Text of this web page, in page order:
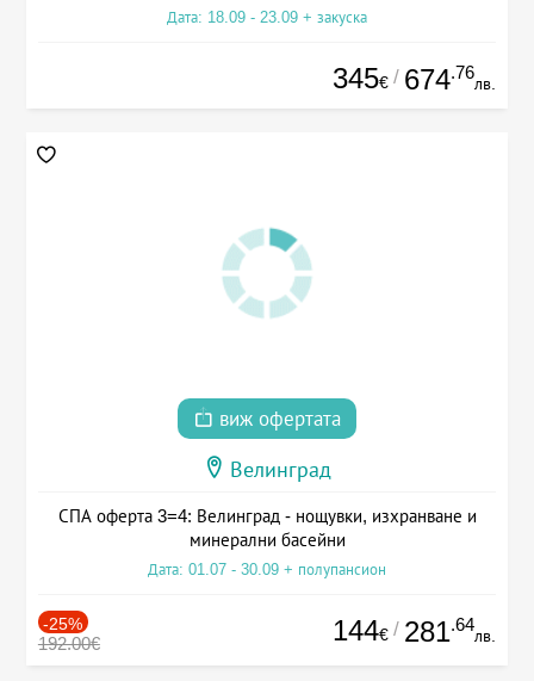
Дата: 18.09 - 23.09 + закуска
345€ / 674.76
лв.
виж офертата
Велинград
СПА оферта 3=4: Велинград - нощувки, изхранване и
минерални басейни
Дата: 01.07 - 30.09 + полупансион
-25%
192.00€ 144€ / 281.64
лв.